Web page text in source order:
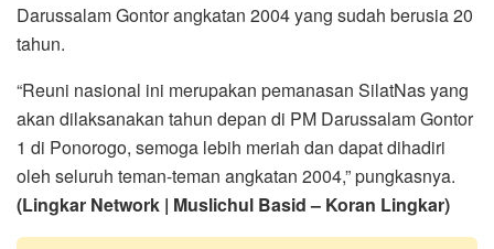
Darussalam Gontor angkatan 2004 yang sudah berusia 20
tahun.
“Reuni nasional ini merupakan pemanasan SilatNas yang
akan dilaksanakan tahun depan di PM Darussalam Gontor
1 di Ponorogo, semoga lebih meriah dan dapat dihadiri
oleh seluruh teman-teman angkatan 2004,” pungkasnya.
(Lingkar Network | Muslichul Basid – Koran Lingkar)